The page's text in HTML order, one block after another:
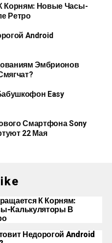
Корням: Новые Часы-
Ретро
Android
Эмбрионов
Easy
Смартфона Sony
22 Мая
К Корням:
Калькуляторы В
Недорогой Android